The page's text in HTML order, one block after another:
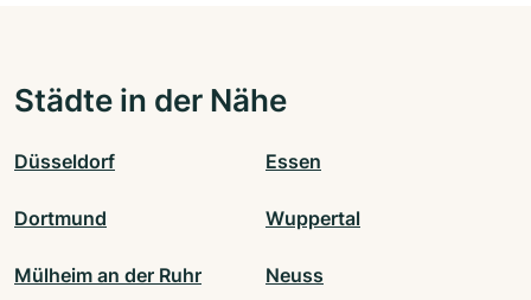
Städte in der Nähe
Düsseldorf Essen
Dortmund Wuppertal
Mülheim an der Ruhr Neuss